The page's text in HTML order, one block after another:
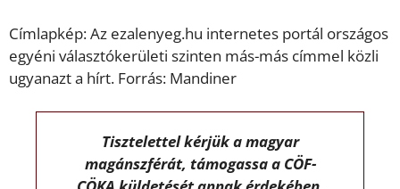
Címlapkép: Az ezalenyeg.hu internetes portál országos
egyéni választókerületi szinten más-más címmel közli
ugyanazt a hírt. Forrás: Mandiner
Tisztelettel kérjük a magyar
magánszférát, támogassa a CÖF-